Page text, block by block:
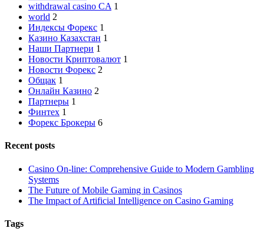
withdrawal casino CA 1
world 2
Индексы Форекс 1
Казино Казахстан 1
Наши Партнери 1
Новости Криптовалют 1
Новости Форекс 2
Общак 1
Онлайн Казино 2
Партнеры 1
Финтех 1
Форекс Брокеры 6
Recent posts
Casino On-line: Comprehensive Guide to Modern Gambling
Systems
The Future of Mobile Gaming in Casinos
The Impact of Artificial Intelligence on Casino Gaming
Tags